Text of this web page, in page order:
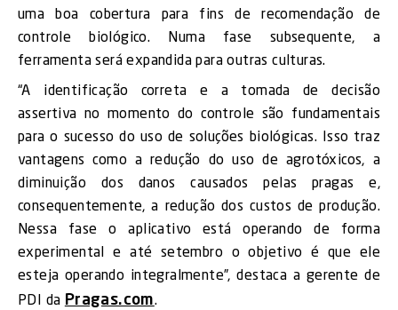
uma boa cobertura para fins de recomendação de
controle biológico. Numa fase subsequente, a
ferramenta será expandida para outras culturas.
“A identificação correta e a tomada de decisão
assertiva no momento do controle são fundamentais
para o sucesso do uso de soluções biológicas. Isso traz
vantagens como a redução do uso de agrotóxicos, a
diminuição dos danos causados pelas pragas e,
consequentemente, a redução dos custos de produção.
Nessa fase o aplicativo está operando de forma
experimental e até setembro o objetivo é que ele
esteja operando integralmente”, destaca a gerente de
PDI da Pragas.com.